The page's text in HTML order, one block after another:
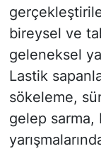
bireysel ve
geleneksel
Lastik
sökeleme,
gelep sarma,